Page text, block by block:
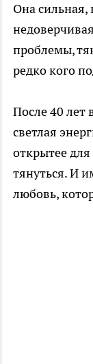
Она сильная,
проблемы,
редко кого
После 40 лет
светлая
открытее
тянуться. И
любовь,